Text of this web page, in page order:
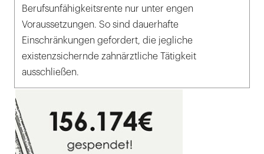
Berufsunfähigkeitsrente nur unter engen
Voraussetzungen. So sind dauerhafte
Einschränkungen gefordert, die jegliche
existenzsichernde zahnärztliche Tätigkeit
ausschließen.